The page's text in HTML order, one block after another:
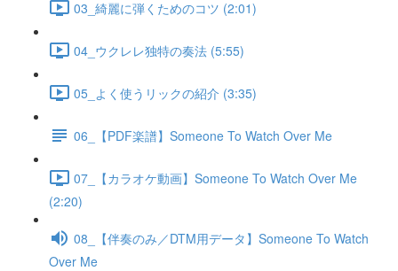
03_綺麗に弾くためのコツ (2:01)
04_ウクレレ独特の奏法 (5:55)
05_よく使うリックの紹介 (3:35)
06_【PDF楽譜】Someone To Watch Over Me
07_【カラオケ動画】Someone To Watch Over Me
(2:20)
08_【伴奏のみ／DTM用データ】Someone To Watch
Over Me